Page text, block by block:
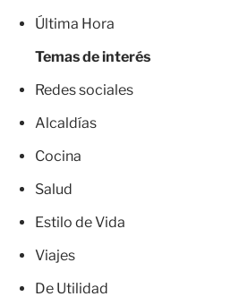
Última Hora
Temas de interés
Redes sociales
Alcaldías
Cocina
Salud
Estilo de Vida
Viajes
De Utilidad